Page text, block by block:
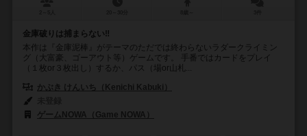
金庫破りは捕まらない‼
本作は『金庫泥棒』がテーマのただでは終わらないラダークライミン
グ（大富豪、ゴーアウト等）ゲームです。 手番ではカードをプレイ
（１枚or３枚出し）するか、パス（場or山札...
かぶき けんいち（Kenichi Kabuki）
ゲームNOWA（Game NOWA）